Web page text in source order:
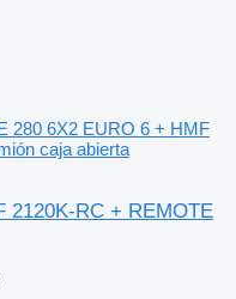
280 6X2 EURO 6 + HMF
caja abierta
2120K-RC + REMOTE